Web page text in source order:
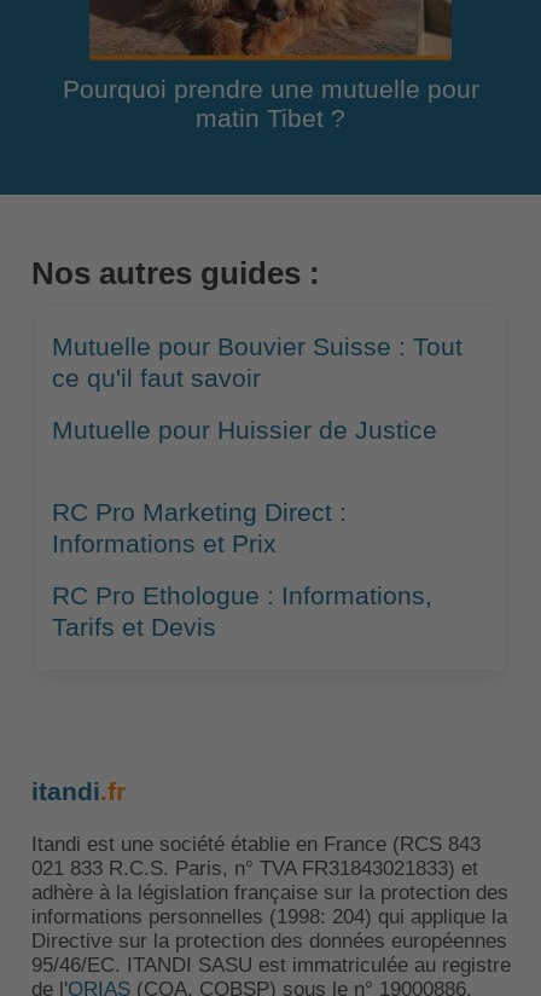
Pourquoi prendre une mutuelle pour
matin Tibet ?
Nos autres guides :
Mutuelle pour Bouvier Suisse : Tout
ce qu'il faut savoir
Mutuelle pour Huissier de Justice
RC Pro Marketing Direct :
Informations et Prix
RC Pro Ethologue : Informations,
Tarifs et Devis
itandi.fr
Itandi est une société établie en France (RCS 843
021 833 R.C.S. Paris, n° TVA FR31843021833) et
adhère à la législation française sur la protection des
informations personnelles (1998: 204) qui applique la
Directive sur la protection des données européennes
95/46/EC. ITANDI SASU est immatriculée au registre
de l'ORIAS(COA, COBSP) sous le n° 19000886.